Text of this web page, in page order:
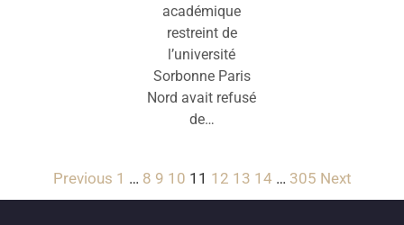
académique
restreint de
l’université
Sorbonne Paris
Nord avait refusé
de…
Previous 1 … 8 9 10 11 12 13 14 … 305 Next